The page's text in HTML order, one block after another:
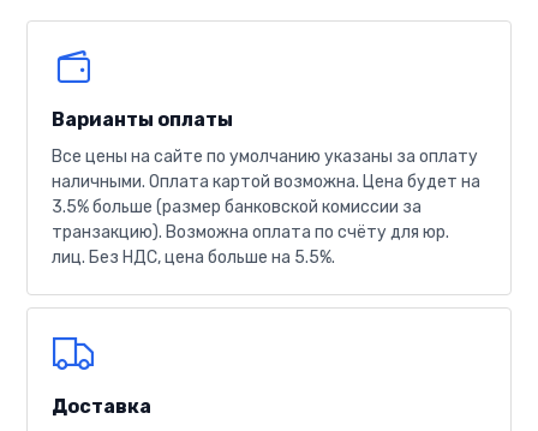
Варианты оплаты
Все цены на сайте по умолчанию указаны за оплату
наличными. Оплата картой возможна. Цена будет на
3.5% больше (размер банковской комиссии за
транзакцию). Возможна оплата по счёту для юр.
лиц. Без НДС, цена больше на 5.5%.
Доставка